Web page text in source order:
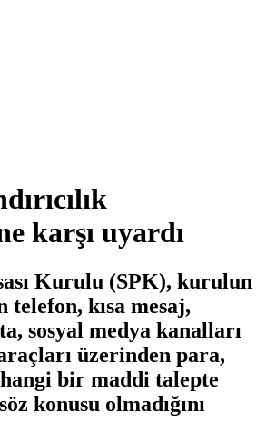
karşı uyardı
Kurulu (SPK), kurulun
telefon, kısa mesaj,
sosyal medya kanalları
üzerinden para,
bir maddi talepte
konusu olmadığını